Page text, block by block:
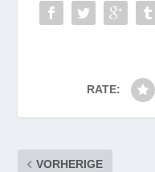
RATE:
VORHERIGE